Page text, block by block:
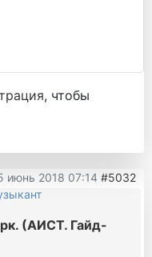
, чтобы
июнь 2018 07:14 #5032
(АИСТ. Гайд-